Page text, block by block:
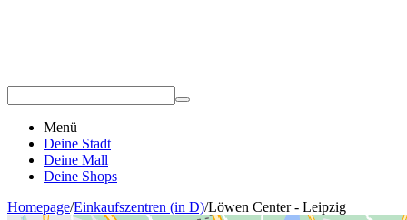
Menü
Deine Stadt
Deine Mall
Deine Shops
Homepage/Einkaufszentren (in D)/Löwen Center - Leipzig